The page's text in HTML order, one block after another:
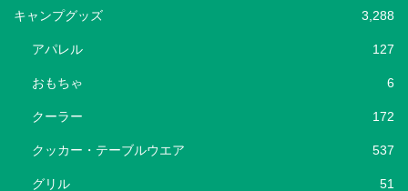
キャンプグッズ 3,288
アパレル 127
おもちゃ 6
クーラー 172
クッカー・テーブルウエア 537
グリル 51